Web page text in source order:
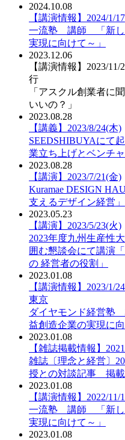
2024.10.08
【講演情報】2024/1/
一流塾 講師 「新し
実現に向けて～」
2023.12.06
【講演情報】2023/
行
「アスクル創業者に
いいの？」
2023.08.28
【講義】2023/8/24(木)
SEEDSHIBUYAにて
業立ち上げとベンチ
2023.08.28
【講演】2023/7/21(金)
Kuramae DESIGN
支えるデザイン経営」
2023.05.23
【講演】2023/5/23(火)
2023年度九州生産性
囲む懇談会にて講演
の 経営者の役割」
2023.01.08
【講演情報】2023/1/
東京
ダイヤモンド経営
益創造企業の実現に向
2023.01.08
【雑誌掲載情報】
雑誌〔理念と経営〕
授との対談記事 掲載
2023.01.08
【講演情報】2022/
一流塾 講師 「新し
実現に向けて～」
2023.01.08